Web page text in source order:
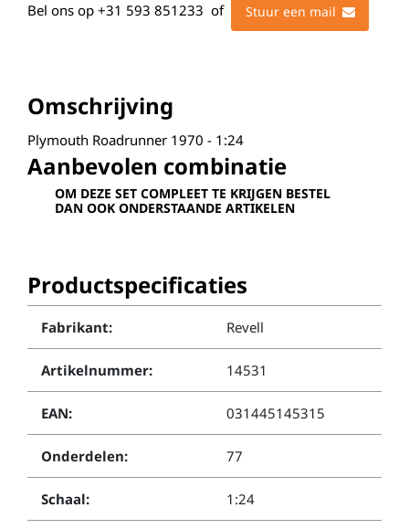
Bel ons op +31 593 851233 of Stuur een mail
Omschrijving
Plymouth Roadrunner 1970 - 1:24
Aanbevolen combinatie
OM DEZE SET COMPLEET TE KRIJGEN BESTEL
DAN OOK ONDERSTAANDE ARTIKELEN
Productspecificaties
Fabrikant: Revell
Artikelnummer: 14531
EAN: 031445145315
Onderdelen: 77
Schaal: 1:24